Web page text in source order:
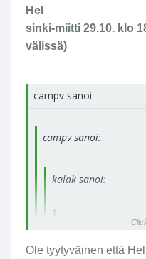
Hel
sinki-miitti 29.10. klo
välissä)
campv sanoi:
campv sanoi:
kalak sanoi:
Ha - kannat
Ole tyytyväinen että